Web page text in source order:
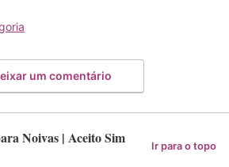
um comentário
Noivas | Aceito Sim Ir para o topo